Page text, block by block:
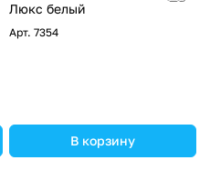
Люкс белый
Арт. 7354
В корзину